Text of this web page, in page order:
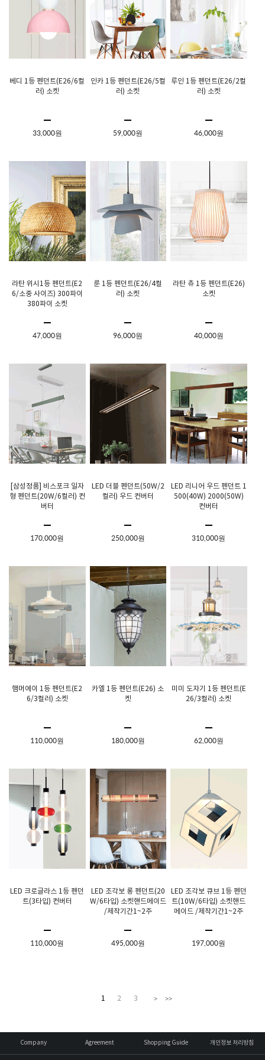
베디 1등 펜던트(E26/6컬
러) 소켓
33,000원
인카 1등 펜던트(E26/5컬
러) 소켓
59,000원
루인 1등 펜던트(E26/2컬
러) 소켓
46,000원
라탄 위시1등 펜던트(E2
6/소중 사이즈) 300파이
380파이 소켓
47,000원
룬 1등 펜던트(E26/4컬
러) 소켓
96,000원
라탄 츄 1등 펜던트(E26)
소켓
40,000원
[삼성정품] 비스포크 일자
형 펜던트(20W/6컬러) 컨
버터
170,000원
LED 더블 펜던트(50W/2
컬러) 우드 컨버터
250,000원
LED 리니어 우드 펜던트 1
500(40W) 2000(50W)
컨버터
310,000원
햄머에이 1등 펜던트(E2
6/3컬러) 소켓
110,000원
카엘 1등 펜던트(E26) 소
켓
180,000원
미미 도자기 1등 펜던트(E
26/3컬러) 소켓
62,000원
LED 크로글라스 1등 펜던
트(3타입) 컨버터
110,000원
LED 조각보 롱 펜던트(20
W/6타입) 소켓핸드메이드
/제작기간1~2주
495,000원
LED 조각보 큐브 1등 펜던
트(10W/6타입) 소켓핸드
메이드 /제작기간1~2주
197,000원
1 2 3 > >>
Company Agreement Shopping Guide 개인정보 처리방침